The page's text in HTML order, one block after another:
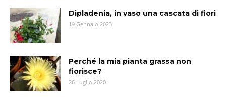
Dipladenia, in vaso una cascata di fiori
19 Gennaio 2023
Perché la mia pianta grassa non
fiorisce?
26 Luglio 2020